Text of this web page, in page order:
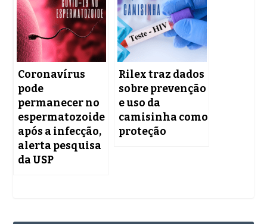
Coronavírus
pode
permanecer no
espermatozoide
após a infecção,
alerta pesquisa
da USP
Rilex traz dados
sobre prevenção
e uso da
camisinha como
proteção